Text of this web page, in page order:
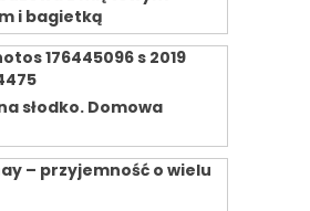
i bagietką
słodko. Domowa